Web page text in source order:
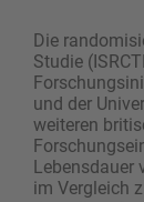
Die
Studie
und der
weiteren
Lebensdauer
im Vergleich